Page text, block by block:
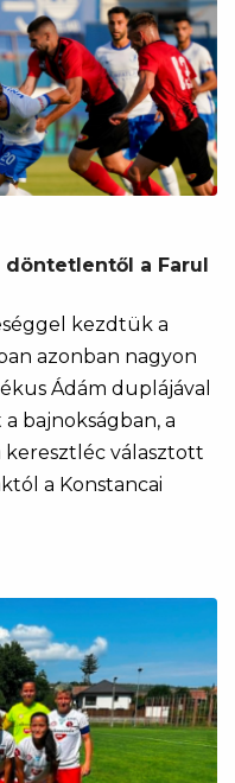
döntetlentől a Farul
kezdtük a
azonban nagyon
Ádám duplájával
bajnokságban, a
keresztléc választott
a Konstancai